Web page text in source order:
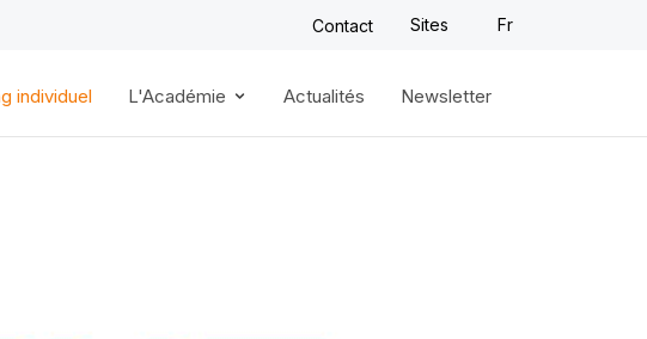
Contact Sites Fr
individuel L'Académie Actualités Newsletter